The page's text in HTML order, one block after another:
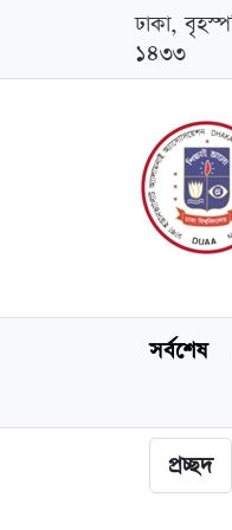
ঢাকা,
১৪৩৩
সর্বশেষ
প্রচ্ছদ